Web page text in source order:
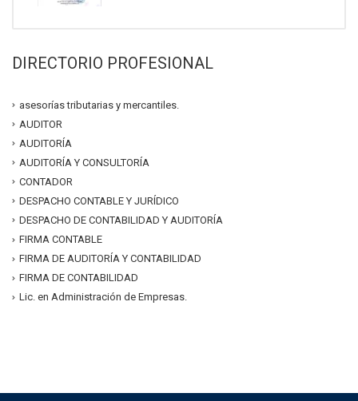
DIRECTORIO PROFESIONAL
asesorías tributarias y mercantiles.
AUDITOR
AUDITORÍA
AUDITORÍA Y CONSULTORÍA
CONTADOR
DESPACHO CONTABLE Y JURÍDICO
DESPACHO DE CONTABILIDAD Y AUDITORÍA
FIRMA CONTABLE
FIRMA DE AUDITORÍA Y CONTABILIDAD
FIRMA DE CONTABILIDAD
Lic. en Administración de Empresas.